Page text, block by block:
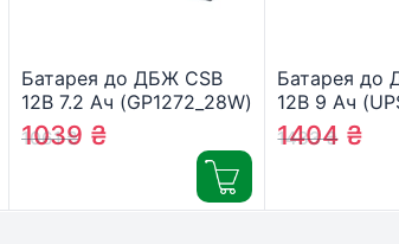
Батарея до ДБЖ CSB
12В 7.2 Ач (GP1272_28W)
1061₴
1039 ₴
Батарея до
12В 9 Ач
1433₴
1404 ₴